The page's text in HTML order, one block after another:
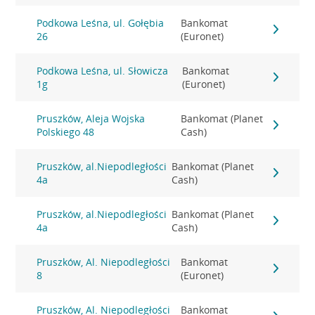
Podkowa Leśna, ul. Gołębia
26
Bankomat
(Euronet)
Podkowa Leśna, ul. Słowicza
1g
Bankomat
(Euronet)
Pruszków, Aleja Wojska
Polskiego 48
Bankomat (Planet
Cash)
Pruszków, al.Niepodległości
4a
Bankomat (Planet
Cash)
Pruszków, al.Niepodległości
4a
Bankomat (Planet
Cash)
Pruszków, Al. Niepodległości
8
Bankomat
(Euronet)
Pruszków, Al. Niepodległości Bankomat